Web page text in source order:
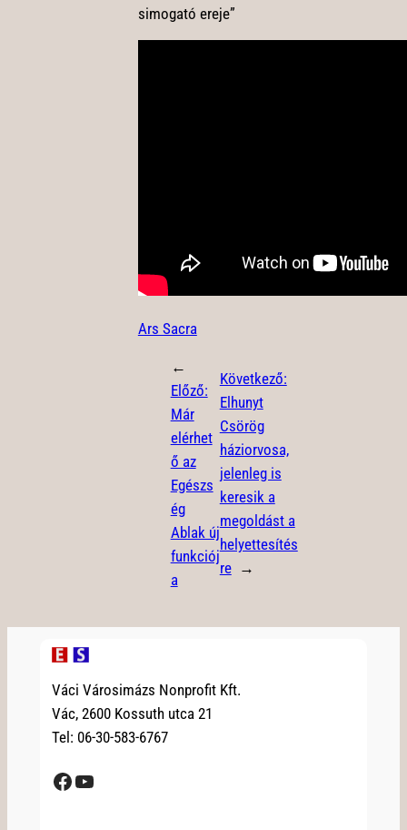
simogató ereje”
Ars Sacra
←
Előző:
Már
elérhet
ő az
Egészs
ég
Ablak új
funkciój
a
Következő:
Elhunyt
Csörög
háziorvosa,
jelenleg is
keresik a
megoldást a
helyettesítés
re →
Váci Városimázs Nonprofit Kft.
Vác, 2600 Kossuth utca 21
Tel: 06-30-583-6767
Facebook YouTube